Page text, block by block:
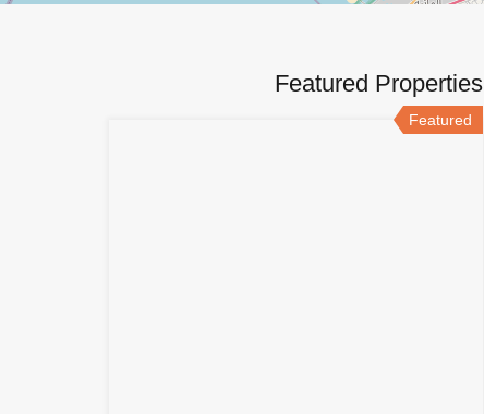
Featured Properties
Featured